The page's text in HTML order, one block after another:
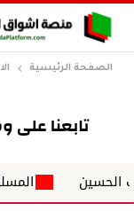
الصفحة الرئيسية
المسلمي